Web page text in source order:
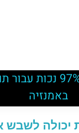
אישור זכאות 97%
באמנזיה
יכולה